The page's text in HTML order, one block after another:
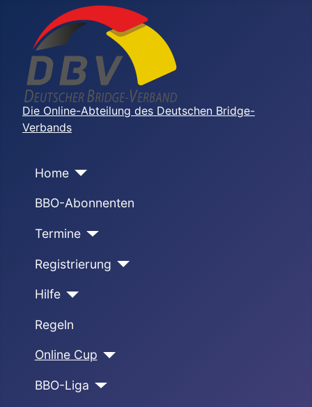
Die Online-Abteilung des Deutschen Bridge-
Verbands
Home
BBO-Abonnenten
Termine
Registrierung
Hilfe
Regeln
Online Cup
BBO-Liga